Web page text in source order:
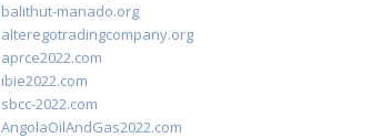
balithut-manado.org
alteregotradingcompany.org
aprce2022.com
ibie2022.com
sbcc-2022.com
AngolaOilAndGas2022.com